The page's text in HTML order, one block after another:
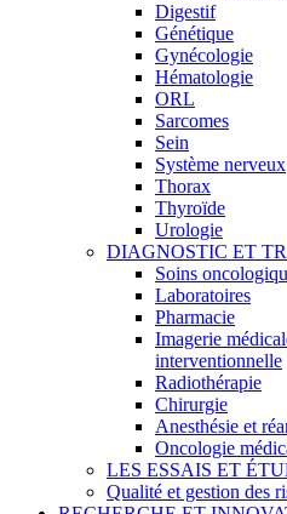
Digestif
Génétique
Gynécologie
Hématologie
ORL
Sarcomes
Sein
Système nerveux
Thorax
Thyroïde
Urologie
DIAGNOSTIC ET
Soins
Laboratoires
Pharmacie
Imagerie
interventionnelle
Radiothérapie
Chirurgie
Anesthésie et
Oncologie
LES ESSAIS ET
Qualité et gestion des